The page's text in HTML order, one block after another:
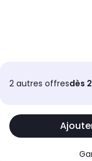
2 autres offresdès